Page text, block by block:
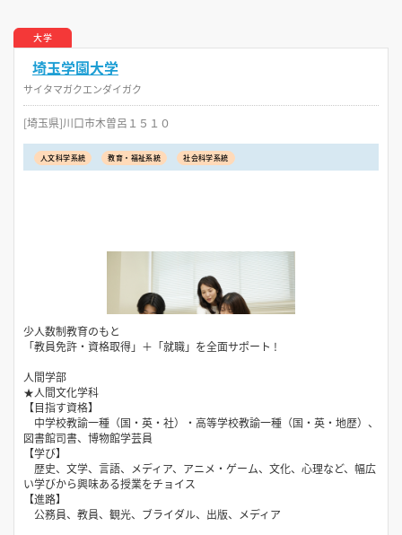
大学
埼玉学園大学
サイタマガクエンダイガク
[埼玉県]川口市木曽呂１５１０
人文科学系統 教育・福祉系統 社会科学系統
少人数制教育のもと
「教員免許・資格取得」＋「就職」を全面サポート !
人間学部
★人間文化学科
【目指す資格】
中学校教諭一種（国・英・社）・高等学校教諭一種（国・英・地歴）、
図書館司書、博物館学芸員
【学び】
歴史、文学、言語、メディア、アニメ・ゲーム、文化、心理など、幅広
い学びから興味ある授業をチョイス
【進路】
公務員、教員、観光、ブライダル、出版、メディア